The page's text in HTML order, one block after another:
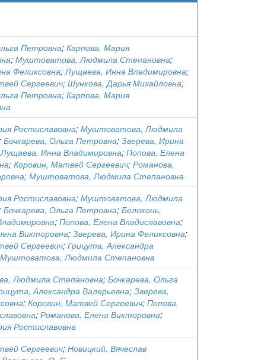
Петровна; Карпова, Мария
; Муштоватова, Людмила Степановна;
Феликсовна;Лущаева, Инна Владимировна;
Сергеевич; Шункова, Дарья Михайловна;
Петровна; Карпова, Мария
Ростиславовна; Муштоватова, Людмила
Бочкарева, Ольга Петровна; Зверева, Ирина
Лущаева, Инна Владимировна; Попова, Елена
; Коровин, Матвей Сергеевич; Романова,
; Муштоватова, Людмила Степановна
Ростиславовна; Муштоватова, Людмила
Бочкарева, Ольга Петровна; Белоконь,
; Попова, Елена Владиславовна;
Викторовна; Зверева, Ирина Феликсовна;
Сергеевич; Грицута, Александра
Муштоватова, Людмила Степановна
Людмила Степановна; Бочкарева, Ольга
Александра Валерьевна; Зверева,
; Коровин, Матвей Сергеевич; Попова,
; Романова, Елена Викторовна;
Ростиславовна
Сергеевич; Новицкий, Вячеслав